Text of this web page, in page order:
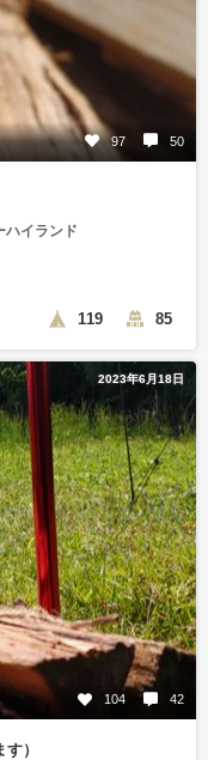
97 50
ハイランド
119 85
2023年6月18日
104 42
）